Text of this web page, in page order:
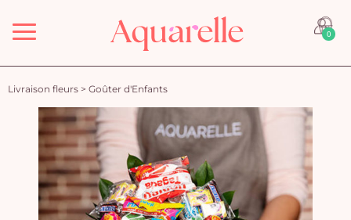
Menu 0
Livraison fleurs > Goûter d'Enfants